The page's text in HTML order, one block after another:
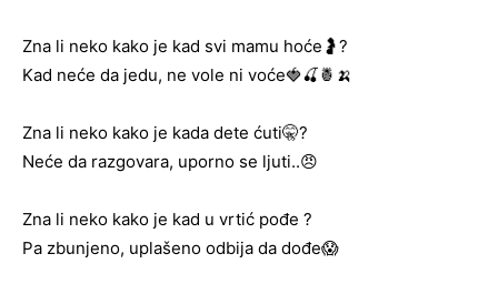
Zna li neko kako je kad svi mamu hoće🤰?
Kad neće da jedu, ne vole ni voće🍓🍒🍍🍌
Zna li neko kako je kada dete ćuti🤫?
Neće da razgovara, uporno se ljuti..😠
Zna li neko kako je kad u vrtić pođe ?
Pa zbunjeno, uplašeno odbija da dođe😱